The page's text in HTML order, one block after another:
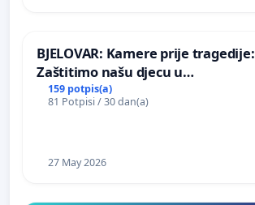
BJELOVAR: Kamere prije tragedije:
Zaštitimo našu djecu u
Vukovarskoj!
159 potpis(a)
81 Potpisi / 30 dan(a)
27 May 2026